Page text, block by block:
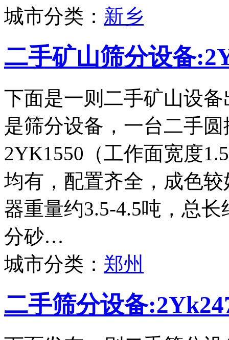
城市分类： 新乡
二手矿山筛分设备
下面是一则二手矿山设
是筛分设备，一台二手
2YK1550（工作面宽度
均有，配置齐全，成色
器重量约3.5-4.5吨，总
分砂…
城市分类： 郑州
二手筛分设备